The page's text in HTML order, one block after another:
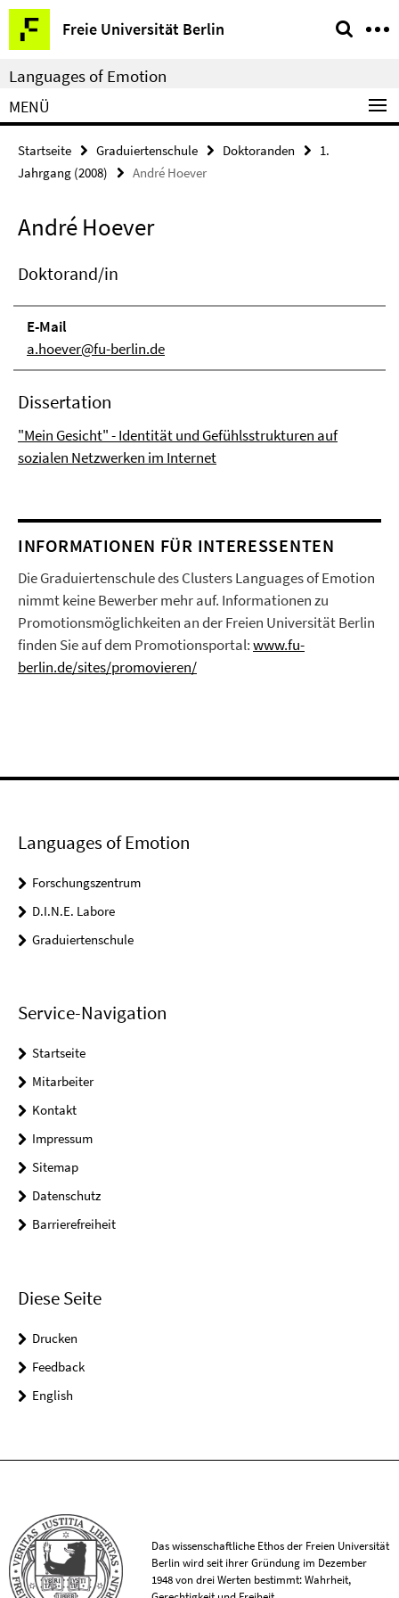
Springe
direkt
zu
Inhalt
Freie Universität Berlin
Service-
Navigation
Languages of Emotion
MENÜ
Startseite Graduiertenschule Doktoranden
1.
Jahrgang (2008)
André Hoever
André Hoever
Doktorand/in
E-Mail
a.hoever@fu-berlin.de
Dissertation
"Mein Gesicht" - Identität und Gefühlsstrukturen auf
sozialen Netzwerken im Internet
INFORMATIONEN FÜR INTERESSENTEN
Die Graduiertenschule des Clusters Languages of Emotion
nimmt keine Bewerber mehr auf. Informationen zu
Promotionsmöglichkeiten an der Freien Universität Berlin
finden Sie auf dem Promotionsportal:www.fu-
berlin.de/sites/promovieren/
Languages of Emotion
Forschungszentrum
D.I.N.E. Labore
Graduiertenschule
Service-Navigation
Startseite
Mitarbeiter
Kontakt
Impressum
Sitemap
Datenschutz
Barrierefreiheit
Diese Seite
Drucken
Feedback
English
Das wissenschaftliche Ethos der Freien Universität
Berlin wird seit ihrer Gründung im Dezember
1948 von drei Werten bestimmt: Wahrheit,